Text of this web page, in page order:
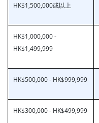
HK$1,500,000或以上
HK$1,000,000 -
HK$1,499,999
HK$500,000 - HK$999,999
HK$300,000 - HK$499,999